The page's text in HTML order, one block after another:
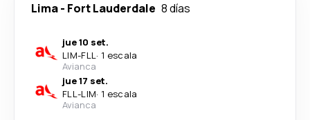
Lima- Fort Lauderdale 8 días
jue 10 set.
LIM-FLL· 1 escala
Avianca
jue 17 set.
FLL-LIM· 1 escala
Avianca